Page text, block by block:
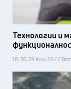
Технологии и
18:30, 29 юли 26 / Свят